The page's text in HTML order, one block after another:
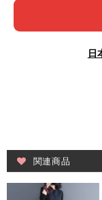
日
関連商品